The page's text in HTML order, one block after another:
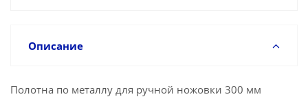
Описание
Полотна по металлу для ручной ножовки 300 мм